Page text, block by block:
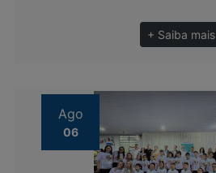
+ Saiba mais
Ago
06